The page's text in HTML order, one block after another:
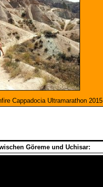
Cappadocia Ultramarathon 2015
Göreme und Uchisar: